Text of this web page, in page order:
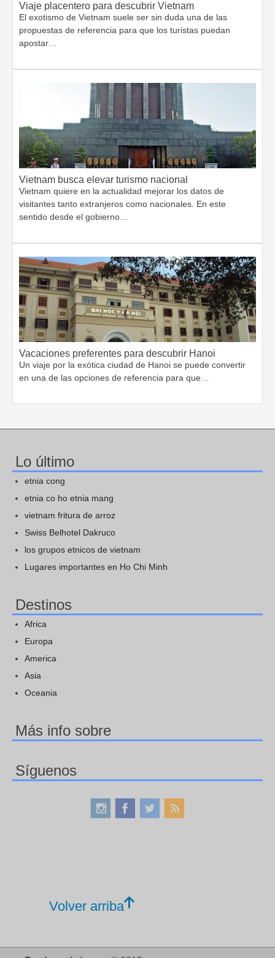
Viaje placentero para descubrir Vietnam
El exotismo de Vietnam suele ser sin duda una de las
propuestas de referencia para que los turistas puedan
apostar…
Vietnam busca elevar turismo nacional
Vietnam quiere en la actualidad mejorar los datos de
visitantes tanto extranjeros como nacionales. En este
sentido desde el gobierno…
Vacaciones preferentes para descubrir Hanoi
Un viaje por la exótica ciudad de Hanoi se puede convertir
en una de las opciones de referencia para que…
Lo último
etnia cong
etnia co ho etnia mang
vietnam fritura de arroz
Swiss Belhotel Dakruco
los grupos etnicos de vietnam
Lugares importantes en Ho Chi Minh
Destinos
Africa
Europa
America
Asia
Oceania
Más info sobre
Síguenos
Volver arriba